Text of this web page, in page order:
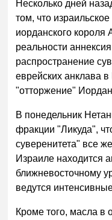
Несколько дней
том, что
иорданского короля
реальности
распространение
еврейских анклава
"отторжение"
В понедельник
фракции "Ликуда",
суверенитета" все
Израиле находится
ближневосточному
ведутся
Кроме того, масла в